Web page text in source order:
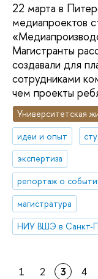
22 марта в
медиапроектов
Магистранты
создавали для
сотрудниками
чем проекты
Университетская
идеи и опыт
экспертиза
репортаж о
магистратура
НИУ ВШЭ в Санкт-
1 2 3 4